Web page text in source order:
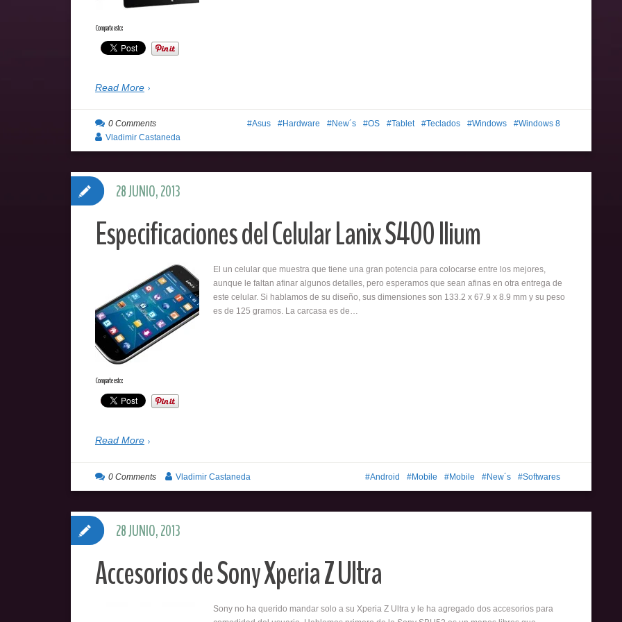
Comparte esto:
Read More
Asus Hardware New´s OS Tablet Teclados Windows Windows 8
0 Comments
Vladimir Castaneda
Especificaciones del Celular Lanix S400 Ilium
El un celular que muestra que tiene una gran potencia para colocarse entre los mejores,
aunque le faltan afinar algunos detalles, pero esperamos que sean afinas en otra entrega de
este celular. Si hablamos de su diseño, sus dimensiones son 133.2 x 67.9 x 8.9 mm y su peso
es de 125 gramos. La carcasa es de…
Comparte esto:
Read More
28 JUNIO, 2013
Android Mobile Mobile New´s Softwares
0 Comments Vladimir Castaneda
Accesorios de Sony Xperia Z Ultra
Sony no ha querido mandar solo a su Xperia Z Ultra y le ha agregado dos accesorios para
28 JUNIO, 2013